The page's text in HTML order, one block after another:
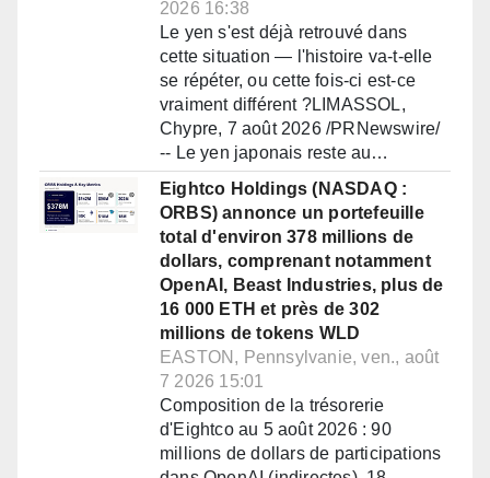
2026 16:38
Le yen s'est déjà retrouvé dans
cette situation — l'histoire va-t-elle
se répéter, ou cette fois-ci est-ce
vraiment différent ?LIMASSOL,
Chypre, 7 août 2026 /PRNewswire/
-- Le yen japonais reste au…
Eightco Holdings (NASDAQ :
ORBS) annonce un portefeuille
total d'environ 378 millions de
dollars, comprenant notamment
OpenAI, Beast Industries, plus de
16 000 ETH et près de 302
millions de tokens WLD
EASTON, Pennsylvanie, ven., août
7 2026 15:01
Composition de la trésorerie
d'Eightco au 5 août 2026 : 90
millions de dollars de participations